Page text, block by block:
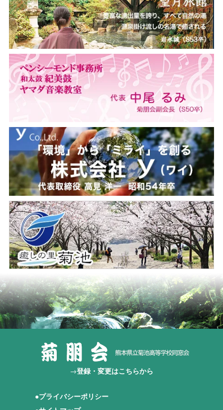
→登録・変更はこちらから
●プライバシーポリシー